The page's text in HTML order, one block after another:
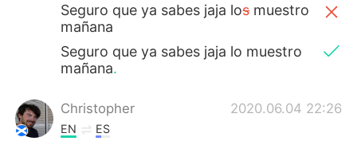
Seguro que ya sabes jaja losmuestro
mañana
Seguro que ya sabes jaja lo muestro
mañana.
Christopher 2020.06.04 22:26
EN ES